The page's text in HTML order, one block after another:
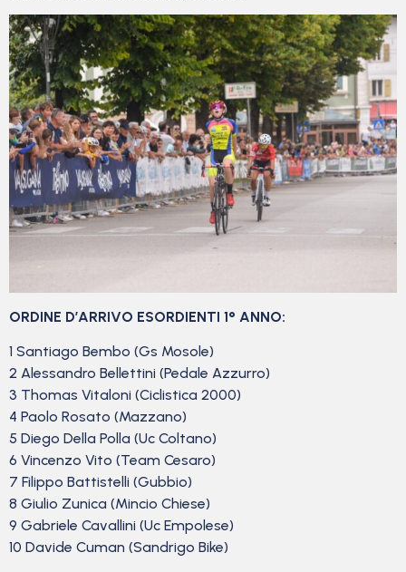
ORDINE D’ARRIVO ESORDIENTI 1° ANNO:
1 Santiago Bembo (Gs Mosole)
2 Alessandro Bellettini (Pedale Azzurro)
3 Thomas Vitaloni (Ciclistica 2000)
4 Paolo Rosato (Mazzano)
5 Diego Della Polla (Uc Coltano)
6 Vincenzo Vito (Team Cesaro)
7 Filippo Battistelli (Gubbio)
8 Giulio Zunica (Mincio Chiese)
9 Gabriele Cavallini (Uc Empolese)
10 Davide Cuman (Sandrigo Bike)